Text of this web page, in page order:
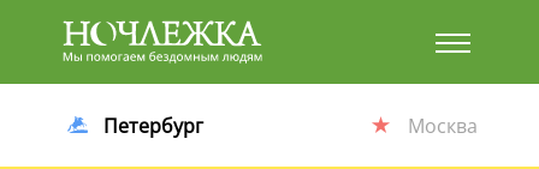
Баннер
Петербург Москва